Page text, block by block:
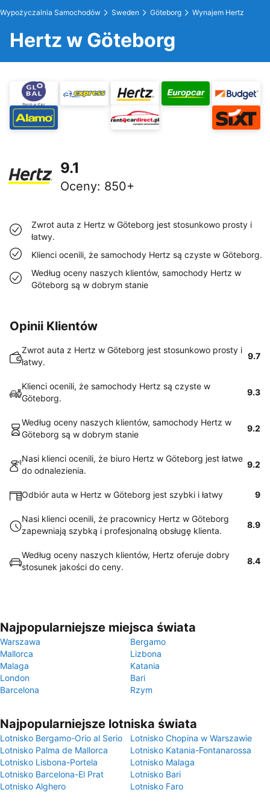
Wypożyczalnia Samochodów Sweden Göteborg Wynajem Hertz
Hertz w Göteborg
9.1
Oceny: 850+
Zwrot auta z Hertz w Göteborg jest stosunkowo prosty i
łatwy.
Klienci ocenili, że samochody Hertz są czyste w Göteborg.
Według oceny naszych klientów, samochody Hertz w
Göteborg są w dobrym stanie
Opinii Klientów
Zwrot auta z Hertz w Göteborg jest stosunkowo prosty i
łatwy.
9.7
Klienci ocenili, że samochody Hertz są czyste w
Göteborg.
9.3
Według oceny naszych klientów, samochody Hertz w
Göteborg są w dobrym stanie
9.2
Nasi klienci ocenili, że biuro Hertz w Göteborg jest łatwe
do odnalezienia.
9.2
Odbiór auta w Hertz w Göteborg jest szybki i łatwy 9
Nasi klienci ocenili, że pracownicy Hertz w Göteborg
zapewniają szybką i profesjonalną obsługę klienta.
8.9
Według oceny naszych klientów, Hertz oferuje dobry
stosunek jakości do ceny.
8.4
Najpopularniejsze miejsca świata
Warszawa
Bergamo
Mallorca
Lizbona
Malaga
Katania
London
Bari
Barcelona
Rzym
Najpopularniejsze lotniska świata
Lotnisko Bergamo-Orio al Serio
Lotnisko Chopina w Warszawie
Lotnisko Palma de Mallorca
Lotnisko Katania-Fontanarossa
Lotnisko Lisbona-Portela
Lotnisko Malaga
Lotnisko Barcelona-El Prat
Lotnisko Bari
Lotnisko Alghero
Lotnisko Faro